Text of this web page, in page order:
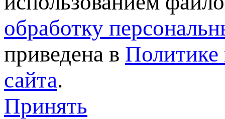
обработку
приведена в Политике
сайта.
Принять